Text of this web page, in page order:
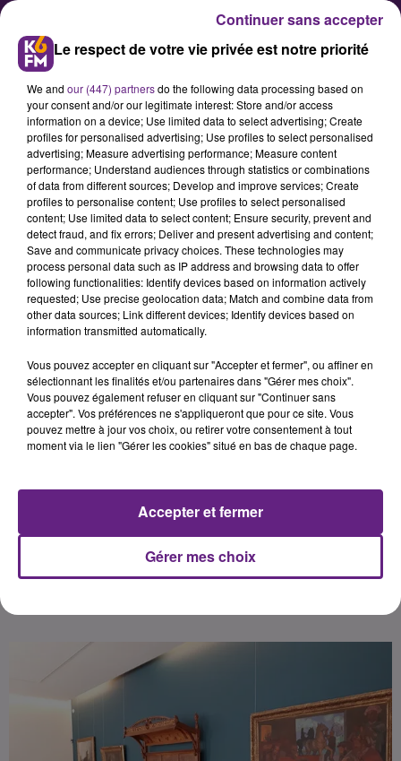
Les habitants de la région
doivent parcourir en moyenne
11 Kms pour accéder à un lieu
culturel
La culture n’est pas un domaine
comme les autres, encore moins
se fait fort de défendre son «
exception culturelle ». Et pourtant !
En Bourgogne Franche Comté, près
de 11 km de trajet en moyenne
premiers équipements culturels
(cinéma, théâtre, bibliothèque ou
musée).
Le respect de votre vie privée est notre priorité
We and our (447) partnersdo the following data processing based on
your consent and/or our legitimate interest: Store and/or access
information on a device; Use limited data to select advertising; Create
profiles for personalised advertising; Use profiles to select personalised
advertising; Measure advertising performance; Measure content
performance; Understand audiences through statistics or combinations
of data from different sources; Develop and improve services; Create
profiles to personalise content; Use profiles to select personalised
content; Use limited data to select content; Ensure security, prevent and
detect fraud, and fix errors; Deliver and present advertising and content;
Save and communicate privacy choices. These technologies may
process personal data such as IP address and browsing data to offer
following functionalities: Identify devices based on information actively
requested; Use precise geolocation data; Match and combine data from
other data sources; Link different devices; Identify devices based on
information transmitted automatically.
Vous pouvez accepter en cliquant sur "Accepter et fermer", ou affiner en
sélectionnant les finalités et/ou partenaires dans "Gérer mes choix".
Vous pouvez également refuser en cliquant sur "Continuer sans
accepter". Vos préférences ne s'appliqueront que pour ce site. Vous
pouvez mettre à jour vos choix, ou retirer votre consentement à tout
moment via le lien "Gérer les cookies" situé en bas de chaque page.
Gérer mes choix
Accepter et fermer
Continuer sans accepter